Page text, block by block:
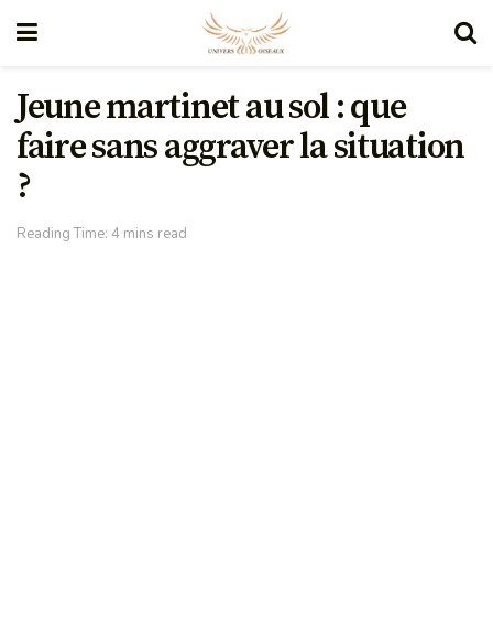
Jeune martinet au sol : que
faire sans aggraver la situation
?
Reading Time: 4 mins read